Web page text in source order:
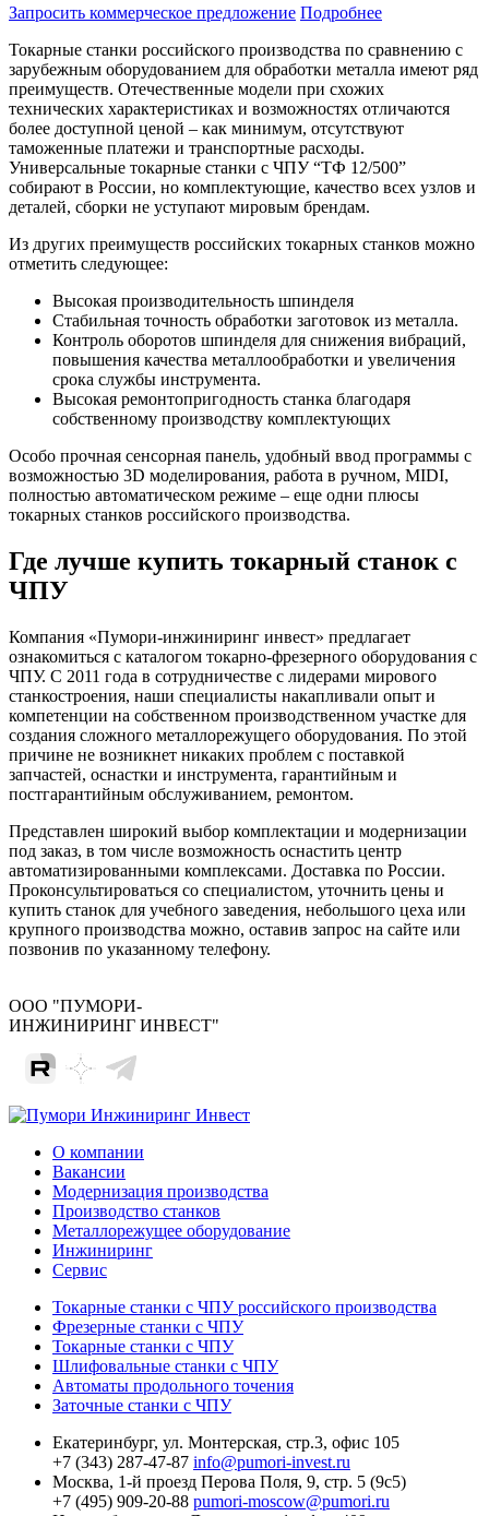
Запросить коммерческое предложение Подробнее
Токарные станки российского производства по сравнению с
зарубежным оборудованием для обработки металла имеют ряд
преимуществ. Отечественные модели при схожих
технических характеристиках и возможностях отличаются
более доступной ценой – как минимум, отсутствуют
таможенные платежи и транспортные расходы.
Универсальные токарные станки с ЧПУ “ТФ 12/500”
собирают в России, но комплектующие, качество всех узлов и
деталей, сборки не уступают мировым брендам.
Из других преимуществ российских токарных станков можно
отметить следующее:
Высокая производительность шпинделя
Стабильная точность обработки заготовок из металла.
Контроль оборотов шпинделя для снижения вибраций,
повышения качества металлообработки и увеличения
срока службы инструмента.
Высокая ремонтопригодность станка благодаря
собственному производству комплектующих
Особо прочная сенсорная панель, удобный ввод программы с
возможностью 3D моделирования, работа в ручном, MIDI,
полностью автоматическом режиме – еще одни плюсы
токарных станков российского производства.
Где лучше купить токарный станок с
ЧПУ
Компания «Пумори-инжиниринг инвест» предлагает
ознакомиться с каталогом токарно-фрезерного оборудования с
ЧПУ. С 2011 года в сотрудничестве с лидерами мирового
станкостроения, наши специалисты накапливали опыт и
компетенции на собственном производственном участке для
создания сложного металлорежущего оборудования. По этой
причине не возникнет никаких проблем с поставкой
запчастей, оснастки и инструмента, гарантийным и
постгарантийным обслуживанием, ремонтом.
Представлен широкий выбор комплектации и модернизации
под заказ, в том числе возможность оснастить центр
автоматизированными комплексами. Доставка по России.
Проконсультироваться со специалистом, уточнить цены и
купить станок для учебного заведения, небольшого цеха или
крупного производства можно, оставив запрос на сайте или
позвонив по указанному телефону.
ООО "ПУМОРИ-
ИНЖИНИРИНГ ИНВЕСТ"
О компании
Вакансии
Модернизация производства
Производство станков
Металлорежущее оборудование
Инжиниринг
Сервис
Токарные станки с ЧПУ российского производства
Фрезерные станки с ЧПУ
Токарные станки с ЧПУ
Шлифовальные станки с ЧПУ
Автоматы продольного точения
Заточные станки с ЧПУ
Екатеринбург, ул. Монтерская, стр.3, офис 105
+7 (343) 287-47-87 info@pumori-invest.ru
Москва, 1-й проезд Перова Поля, 9, стр. 5 (9с5)
+7 (495) 909-20-88 pumori-moscow@pumori.ru